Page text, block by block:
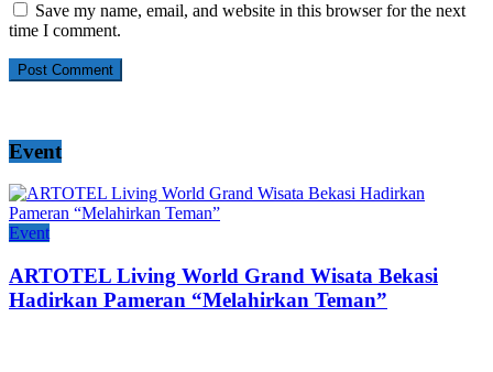
Save my name, email, and website in this browser for the next
time I comment.
Event
Event
ARTOTEL Living World Grand Wisata Bekasi
Hadirkan Pameran “Melahirkan Teman”